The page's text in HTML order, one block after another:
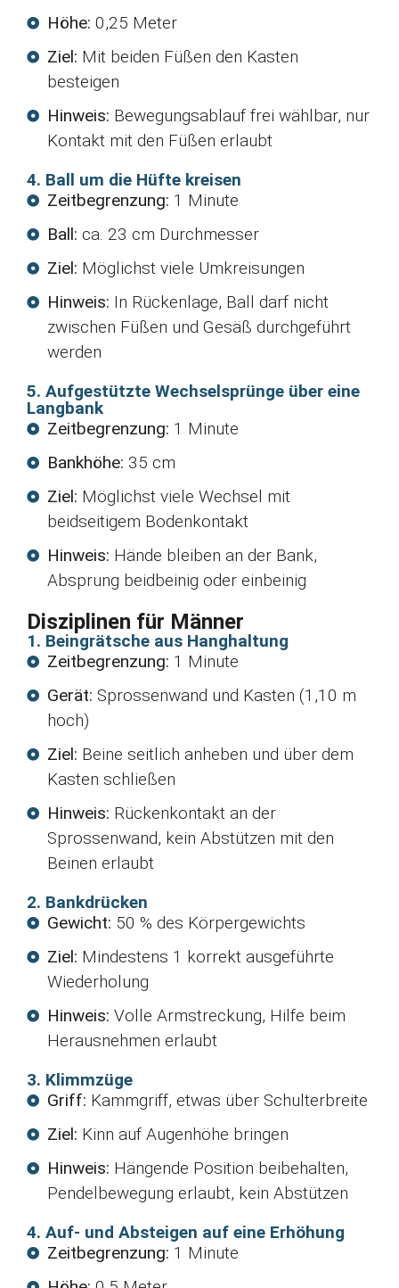
Höhe: 0,25 Meter
Ziel: Mit beiden Füßen den Kasten
besteigen
Hinweis: Bewegungsablauf frei wählbar, nur
Kontakt mit den Füßen erlaubt
4. Ball um die Hüfte kreisen
Zeitbegrenzung: 1 Minute
Ball: ca. 23 cm Durchmesser
Ziel: Möglichst viele Umkreisungen
Hinweis: In Rückenlage, Ball darf nicht
zwischen Füßen und Gesäß durchgeführt
werden
5. Aufgestützte Wechselsprünge über eine
Langbank
Zeitbegrenzung: 1 Minute
Bankhöhe: 35 cm
Ziel: Möglichst viele Wechsel mit
beidseitigem Bodenkontakt
Hinweis: Hände bleiben an der Bank,
Absprung beidbeinig oder einbeinig
Disziplinen für Männer
1. Beingrätsche aus Hanghaltung
Zeitbegrenzung: 1 Minute
Gerät: Sprossenwand und Kasten (1,10 m
hoch)
Ziel: Beine seitlich anheben und über dem
Kasten schließen
Hinweis: Rückenkontakt an der
Sprossenwand, kein Abstützen mit den
Beinen erlaubt
2. Bankdrücken
Gewicht: 50 % des Körpergewichts
Ziel: Mindestens 1 korrekt ausgeführte
Wiederholung
Hinweis: Volle Armstreckung, Hilfe beim
Herausnehmen erlaubt
3. Klimmzüge
Griff: Kammgriff, etwas über Schulterbreite
Ziel: Kinn auf Augenhöhe bringen
Hinweis: Hängende Position beibehalten,
Pendelbewegung erlaubt, kein Abstützen
4. Auf- und Absteigen auf eine Erhöhung
Zeitbegrenzung: 1 Minute